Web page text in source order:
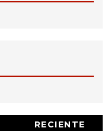
RECIENTE